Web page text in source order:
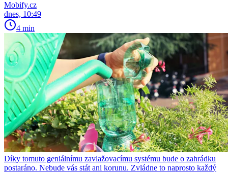
Mobify.cz
dnes, 10:49
4 min
Díky tomuto geniálnímu zavlažovacímu systému bude o zahrádku
postaráno. Nebude vás stát ani korunu. Zvládne to naprosto každý